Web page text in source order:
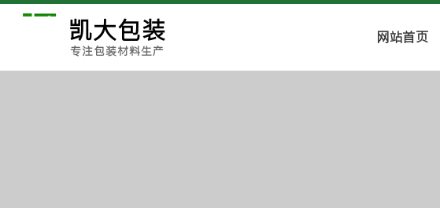
凯大包装
专注包装材料生产
网站首页